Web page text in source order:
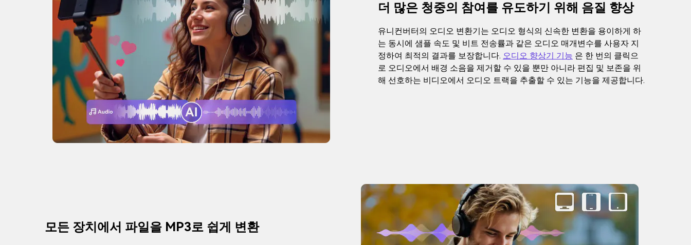
더 많은 청중의 참여를 유도하기 위해 음질 향상
유니컨버터의 오디오 변환기는 오디오 형식의 신속한 변환을 용이하게 하
는 동시에 샘플 속도 및 비트 전송률과 같은 오디오 매개변수를 사용자 지
정하여 최적의 결과를 보장합니다. 오디오 향상기 기능 은 한 번의 클릭으
로 오디오에서 배경 소음을 제거할 수 있을 뿐만 아니라 편집 및 보존을 위
해 선호하는 비디오에서 오디오 트랙을 추출할 수 있는 기능을 제공합니다.
모든 장치에서 파일을 MP3로 쉽게 변환